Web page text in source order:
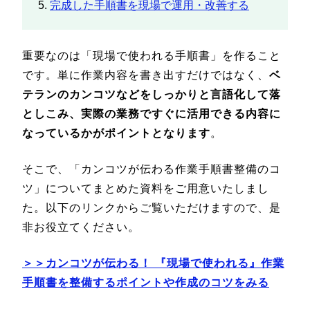
完成した手順書を現場で運用・改善する
重要なのは「現場で使われる手順書」を作ること
です。単に作業内容を書き出すだけではなく、 ベ
テランのカンコツなどをしっかりと言語化して落
としこみ、実際の業務ですぐに活用できる内容に
なっているかがポイントとなります。
そこで、「カンコツが伝わる作業手順書整備のコ
ツ」についてまとめた資料をご用意いたしまし
た。以下のリンクからご覧いただけますので、是
非お役立てください。
＞＞カンコツが伝わる！ 『現場で使われる』作業
手順書を整備するポイントや作成のコツをみる